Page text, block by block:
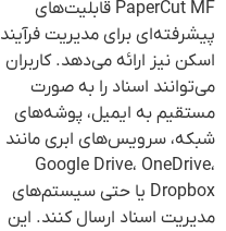
PaperCut MF قابلیت‌های
پیشرفته‌ای برای مدیریت فرآیند
اسکن نیز ارائه می‌دهد. کاربران
می‌توانند اسناد را به صورت
مستقیم به ایمیل، پوشه‌های
شبکه، سرویس‌های ابری مانند
Google Drive، OneDrive،
Dropbox یا حتی سیستم‌های
مدیریت اسناد ارسال کنند. این